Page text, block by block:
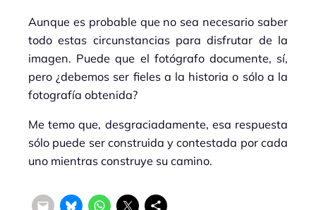
Aunque es probable que no sea necesario saber
todo estas circunstancias para disfrutar de la
imagen. Puede que el fotógrafo documente, sí,
pero ¿debemos ser fieles a la historia o sólo a la
fotografía obtenida?
Me temo que, desgraciadamente, esa respuesta
sólo puede ser construida y contestada por cada
uno mientras construye su camino.